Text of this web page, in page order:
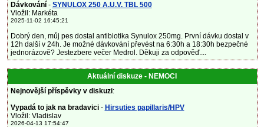
Dávkování - SYNULOX 250 A.U.V. TBL 500
Vložil: Markéta
2025-11-02 16:45:21
Dobrý den, můj pes dostal antibiotika Synulox 250mg. První dávku dostal v
12h další v 24h. Je možné dávkování převést na 6:30h a 18:30h bezpečné
jednorázově? Jestezbere večer Medrol. Děkuji za odpověď....
Aktuální diskuze - NEMOCI
Nejnovější příspěvky v diskuzi:
Vypadá to jak na bradavici - Hirsuties papillaris/HPV
Vložil: Vladislav
2026-04-13 17:54:47